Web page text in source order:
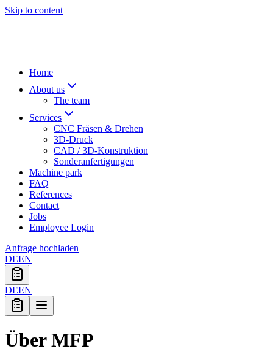
Skip to content
Home
About us
The team
Services
CNC Fräsen & Drehen
3D-Druck
CAD / 3D-Konstruktion
Sonderanfertigungen
Machine park
FAQ
References
Contact
Jobs
Employee Login
Anfrage hochladen
DEEN
DEEN
Über MFP